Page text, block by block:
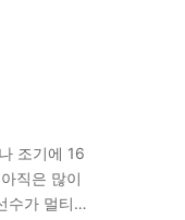
조기에 16
직은 많이
가 멀티골